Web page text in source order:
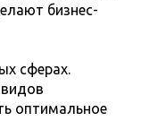
бизнес-
сферах.
оптимальное